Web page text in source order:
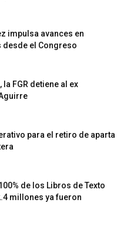
impulsa avances en
el Congreso
FGR detiene al ex
para el retiro de aparta
de los Libros de Texto
millones ya fueron